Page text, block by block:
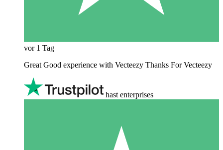
vor 1 Tag
Great Good experience with Vecteezy Thanks For Vecteezy
hast enterprises